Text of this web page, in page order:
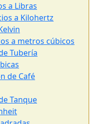
a Libras
a Kilohertz
a metros cúbicos
Tubería
de Café
Tanque